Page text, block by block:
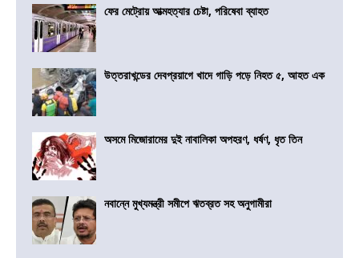
ফের মেট্রোয় আত্মহত্যার চেষ্টা, পরিষেবা ব্যাহত
উত্তরাখন্ডের দেবপ্রয়াগে খাদে গাড়ি পড়ে নিহত ৫, আহত এক
অসমে মিজোরামের দুই নাবালিকা অপহরণ, ধর্ষণ, ধৃত তিন
নবান্নে মুখ্যমন্ত্রী সমীপে ঋতব্রত সহ অনুগামীরা